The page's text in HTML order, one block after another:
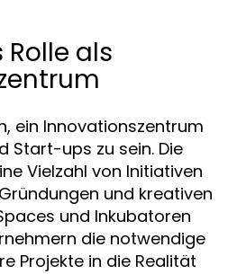
als
ein Innovationszentrum
Start-ups zu sein. Die
Vielzahl von Initiativen
und kreativen
und Inkubatoren
die notwendige
Projekte in die Realität